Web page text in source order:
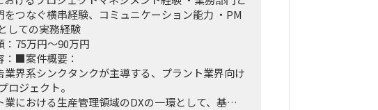
をつなぐ横串経験、コミュニケーション能力 ・PM
しての実務経験
：75万円～90万円
：■案件概要：
業界系シンクタンクが主導する、プラント業界向け
ロジェクト。
業における生産管理領域のDXの一環として、基幹